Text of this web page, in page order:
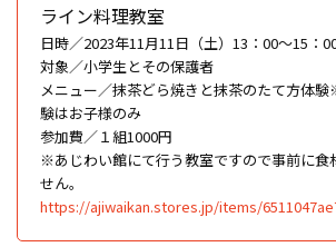
ライン料理教室
日時／2023年11月11日（土）13：00〜15：
対象／小学生とその保護者
メニュー／抹茶どら焼きと抹茶のたて方体
験はお子様のみ
参加費／１組1000円
※あじわい館にて行う教室ですので事前に食
せん。
https://ajiwaikan.stores.jp/items/